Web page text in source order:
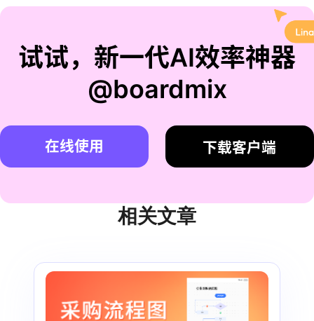
试试，新一代AI效率神器
@boardmix
在线使用 下载客户端
相关文章